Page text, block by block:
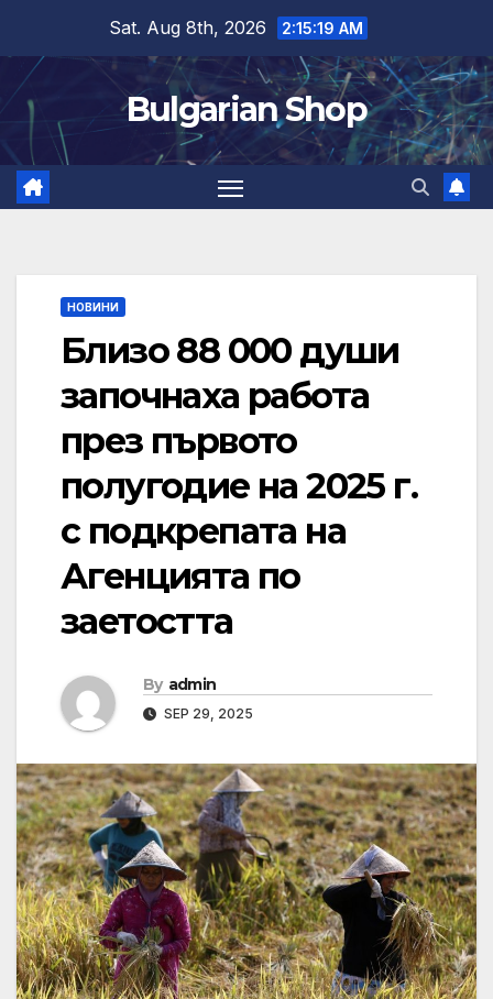
content
Sat. Aug 8th, 2026 2:15:20 AM
Bulgarian Shop
НОВИНИ
Близо 88 000 души
започнаха работа
през първото
полугодие на 2025 г.
с подкрепата на
Агенцията по
заетостта
By admin
SEP 29, 2025